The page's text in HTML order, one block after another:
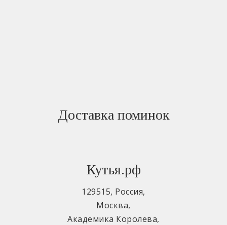
Доставка поминок
Кутья.рф
129515, Россия,
Москва,
Академика Королева,